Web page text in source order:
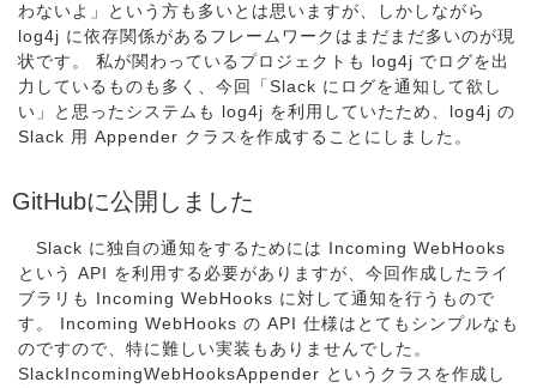
わないよ」という方も多いとは思いますが、しかしながら
log4j に依存関係があるフレームワークはまだまだ多いのが現
状です。 私が関わっているプロジェクトも log4j でログを出
力しているものも多く、今回「Slack にログを通知して欲し
い」と思ったシステムも log4j を利用していたため、log4j の
Slack 用 Appender クラスを作成することにしました。
GitHubに公開しました
Slack に独自の通知をするためには Incoming WebHooks
という API を利用する必要がありますが、今回作成したライ
ブラリも Incoming WebHooks に対して通知を行うもので
す。 Incoming WebHooks の API 仕様はとてもシンプルなも
のですので、特に難しい実装もありませんでした。
SlackIncomingWebHooksAppender というクラスを作成し